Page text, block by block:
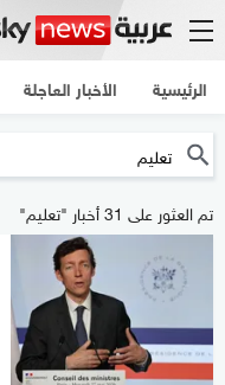
الرئيسية الأخبار العاجلة
تم العثور على 31 أخبار "تعليم"